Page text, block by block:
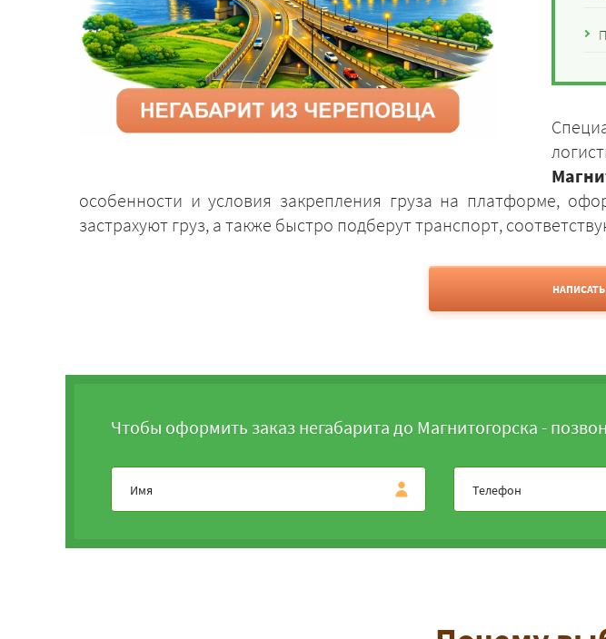
особенности и условия закрепления груза на платформе,
застрахуют груз, а также быстро подберут транспорт,
НАПИСАТЬ
Чтобы оформить заказ негабарита до Магнитогорска -